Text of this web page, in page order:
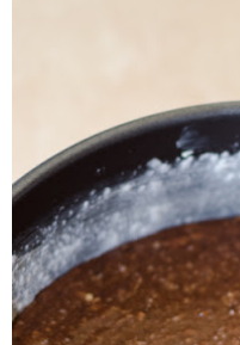
Dati pe razatoarea
dulce.